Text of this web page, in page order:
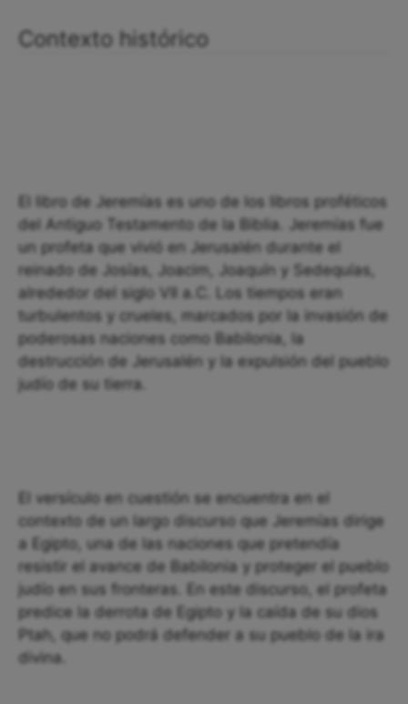
Contexto histórico
El libro de Jeremías es uno de los libros proféticos
del Antiguo Testamento de la Biblia. Jeremías fue
un profeta que vivió en Jerusalén durante el
reinado de Josías, Joacim, Joaquín y Sedequías,
alrededor del siglo VII a.C. Los tiempos eran
turbulentos y crueles, marcados por la invasión de
poderosas naciones como Babilonia, la
destrucción de Jerusalén y la expulsión del pueblo
judío de su tierra.
El versículo en cuestión se encuentra en el
contexto de un largo discurso que Jeremías dirige
a Egipto, una de las naciones que pretendía
resistir el avance de Babilonia y proteger el pueblo
judío en sus fronteras. En este discurso, el profeta
predice la derrota de Egipto y la caída de su dios
Ptah, que no podrá defender a su pueblo de la ira
divina.